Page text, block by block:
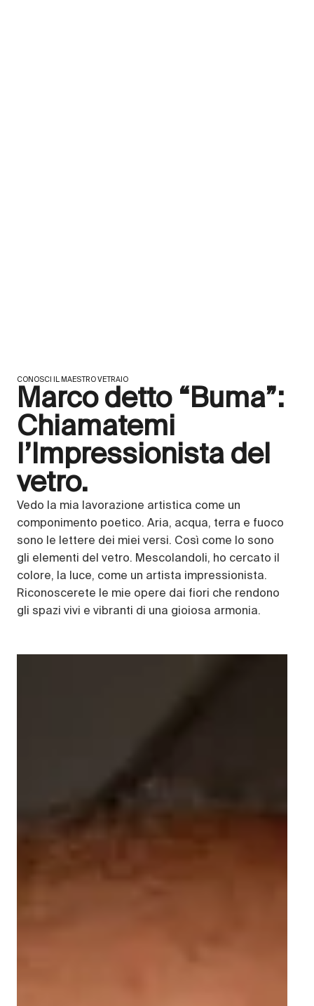
CONOSCI IL MAESTRO VETRAIO
Marco detto “Buma”:
Chiamatemi
l’Impressionista del
vetro.
Vedo la mia lavorazione artistica come un
componimento poetico. Aria, acqua, terra e fuoco
sono le lettere dei miei versi. Così come lo sono
gli elementi del vetro. Mescolandoli, ho cercato il
colore, la luce, come un artista impressionista.
Riconoscerete le mie opere dai fiori che rendono
gli spazi vivi e vibranti di una gioiosa armonia.